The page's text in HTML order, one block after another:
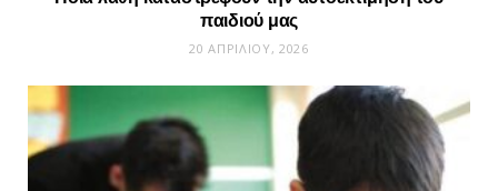
παιδιού μας
20 ΑΠΡΙΛΊΟΥ, 2026